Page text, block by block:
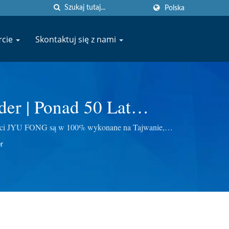
Polska
Skontaktuj się z nami
| Ponad 50 Lat
I Blender | JYU
JYU FONG są w 100% wykonane na Tajwanie,
mięsa, sokowirówkach do trawy pszenicznej i innych.